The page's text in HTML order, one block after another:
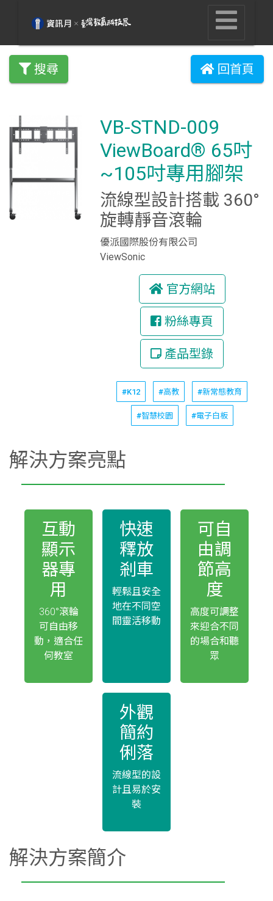
搜尋 回首頁
VB-STND-009
ViewBoard® 65吋
~105吋專用腳架
流線型設計搭載 360°
旋轉靜音滾輪
優派國際股份有限公司
ViewSonic
官方網站
粉絲專頁
產品型錄
#K12 #高教 #新常態教育
#智慧校園 #電子白板
解決方案亮點
互動
顯示
器專
用
360°滾輪
可自由移
動，適合任
何教室
快速
釋放
剎車
輕鬆且安全
地在不同空
間靈活移動
可自
由調
節高
度
高度可調整
來迎合不同
的場合和聽
眾
外觀
簡約
俐落
流線型的設
計且易​​於安
裝
解決方案簡介